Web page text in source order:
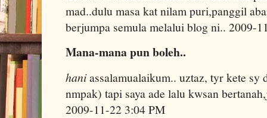
mad..dulu masa kat nilam puri,panggil
berjumpa semula melalui blog ni.. 2009-
Mana-mana pun boleh..
haniassalamualaikum.. uztaz, tyr kete sy
nmpak) tapi saya ade lalu kwsan
2009-11-22 3:04 PM